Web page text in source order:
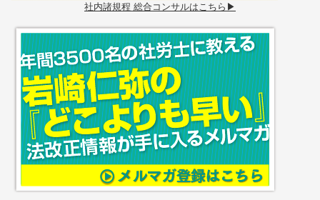
社内諸規程 総合コンサルはこちら▶